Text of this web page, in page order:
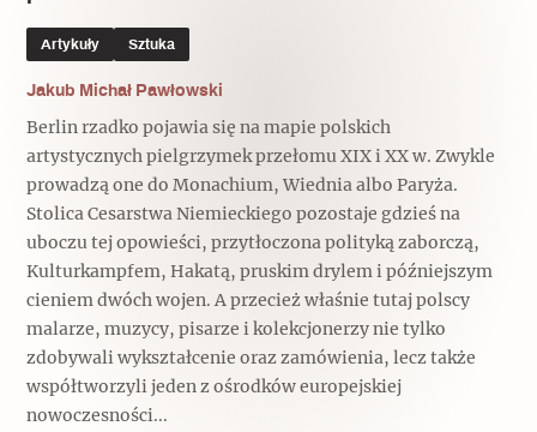
Kruchość rzeczy
Wywiady
Popularne
Dolnośląski Indiana Jones
Recenzje
Dziedzictwo na co dzień
Popularne
Jak wskrzesić smak
Ludzie
Biskupin - rezerwat archeologiczny
Muzea od nowa
Popularne
Jak to działa? Czyli nowa odsłona
Narodowego Muzeum Techniki
Polska ze smakiem
Zobacz również
Patronaty
MonumentApp
Mapa skojarzeń
Krakowskie Kawiarnie
Artykuły Sztuka
Jakub Michał Pawłowski
Berlin rzadko pojawia się na mapie polskich
artystycznych pielgrzymek przełomu XIX i XX w. Zwykle
prowadzą one do Monachium, Wiednia albo Paryża.
Stolica Cesarstwa Niemieckiego pozostaje gdzieś na
uboczu tej opowieści, przytłoczona polityką zaborczą,
Kulturkampfem, Hakatą, pruskim drylem i późniejszym
cieniem dwóch wojen. A przecież właśnie tutaj polscy
malarze, muzycy, pisarze i kolekcjonerzy nie tylko
zdobywali wykształcenie oraz zamówienia, lecz także
współtworzyli jeden z ośrodków europejskiej
nowoczesności...